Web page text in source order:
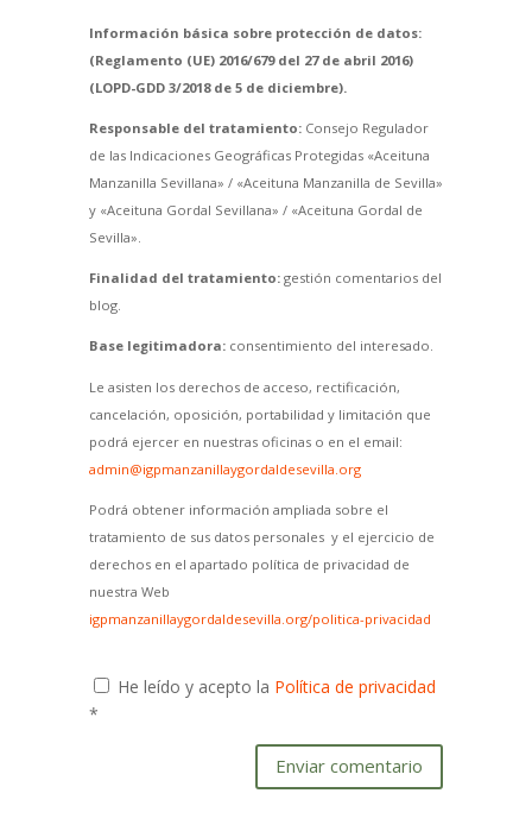
Información básica sobre protección de datos:
(Reglamento (UE) 2016/679 del 27 de abril 2016)
(LOPD-GDD 3/2018 de 5 de diciembre).
Responsable del tratamiento:Consejo Regulador
de las Indicaciones Geográficas Protegidas «Aceituna
Manzanilla Sevillana» / «Aceituna Manzanilla de Sevilla»
y «Aceituna Gordal Sevillana» / «Aceituna Gordal de
Sevilla».
Finalidad del tratamiento:gestión comentarios del
blog.
Base legitimadora:consentimiento del interesado.
Le asisten los derechos de acceso, rectificación,
cancelación, oposición, portabilidad y limitación que
podrá ejercer en nuestras oficinas o en el email:
admin@igpmanzanillaygordaldesevilla.org
Podrá obtener información ampliada sobre el
tratamiento de sus datos personales y el ejercicio de
derechos en el apartado política de privacidad de
nuestra Web
igpmanzanillaygordaldesevilla.org/politica-privacidad
He leído y acepto la Política de privacidad
*
Enviar comentario